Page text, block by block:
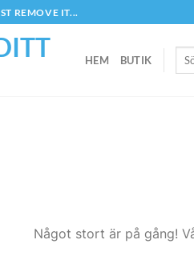
REMOVE IT...
HEM BUTIK
Sök
Något stort är på gång!